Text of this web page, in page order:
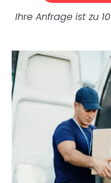
Ihre Anfrage ist zu